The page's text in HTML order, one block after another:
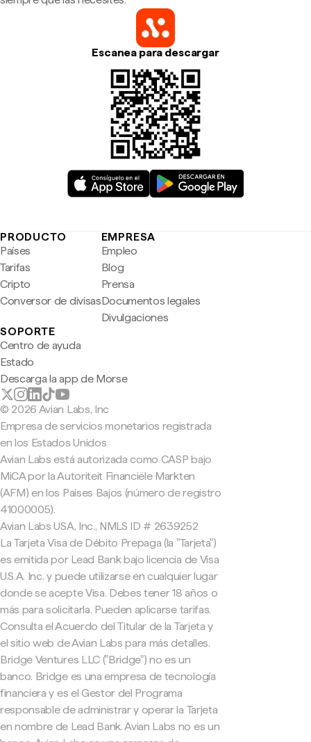
Escanea para descargar
PRODUCTO
Países
Tarifas
Cripto
Conversor de divisas
EMPRESA
Empleo
Blog
Prensa
Documentos legales
Divulgaciones
SOPORTE
Centro de ayuda
Estado
Descarga la app de Morse
© 2026 Avian Labs, Inc
Empresa de servicios monetarios registrada
en los Estados Unidos
Avian Labs está autorizada como CASP bajo
MiCA por la Autoriteit Financiële Markten
(AFM) en los Países Bajos (número de registro
41000005).
Avian Labs USA, Inc., NMLS ID # 2639252
La Tarjeta Visa de Débito Prepaga (la "Tarjeta")
es emitida por Lead Bank bajo licencia de Visa
U.S.A. Inc. y puede utilizarse en cualquier lugar
donde se acepte Visa. Debes tener 18 años o
más para solicitarla. Pueden aplicarse tarifas.
Consulta el Acuerdo del Titular de la Tarjeta y
el sitio web de Avian Labs para más detalles.
Bridge Ventures LLC ("Bridge") no es un
banco. Bridge es una empresa de tecnología
financiera y es el Gestor del Programa
responsable de administrar y operar la Tarjeta
en nombre de Lead Bank. Avian Labs no es un